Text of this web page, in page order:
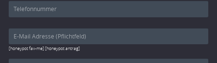
[honeypot fax-me] [honeypot antrag]